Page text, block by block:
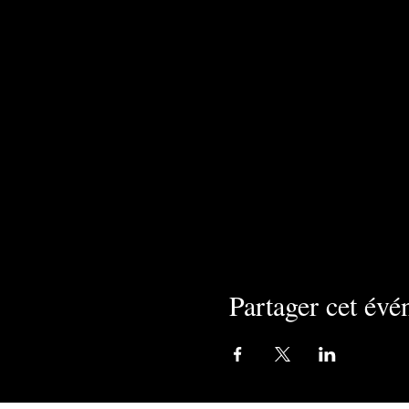
Partager cet